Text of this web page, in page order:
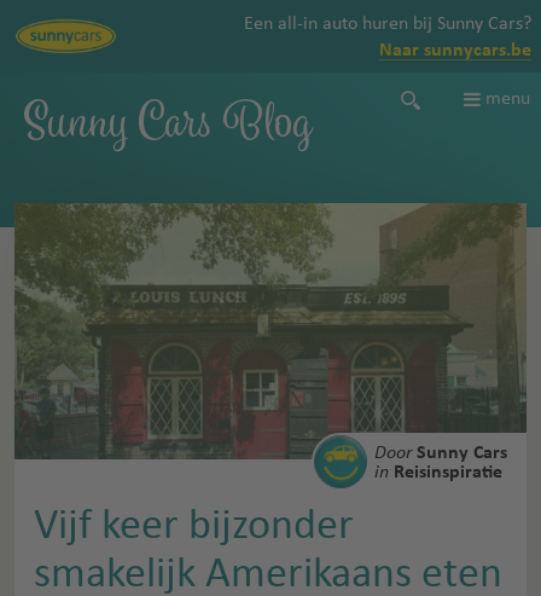
Een all-in auto huren bij Sunny Cars?
Naar sunnycars.be
Sunny Cars Blog menu
DoorSunny Cars
in Reisinspiratie
Vijf keer bijzonder
smakelijk Amerikaans eten